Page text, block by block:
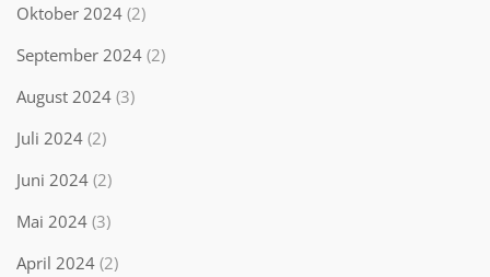
Oktober 2024 (2)
September 2024 (2)
August 2024 (3)
Juli 2024 (2)
Juni 2024 (2)
Mai 2024 (3)
April 2024 (2)